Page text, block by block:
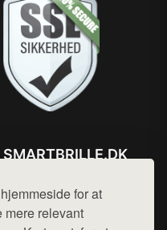
for at
mere relevant
SMARTBRILLE.DK
Mail: hej@want.dk